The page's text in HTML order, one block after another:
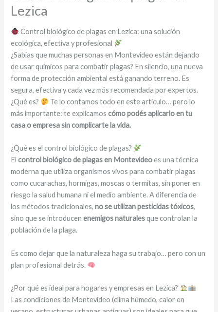
Lezica
Control biológico de plagas en Lezica: una solución
ecológica, efectiva y profesional
¿Sabías que muchas personas en Montevideo están dejando
de usar químicos para combatir plagas? En silencio, una nueva
forma de protección ambiental está ganando terreno. Es
segura, efectiva y cada vez más recomendada por expertos.
¿Qué es?
Te lo contamos todo en este artículo… pero lo
más importante: te explicamoscómo podés aplicarlo en tu
casa o empresa sin complicarte la vida.
¿Qué es el control biológico de plagas?
Elcontrol biológico de plagas en Montevideoes una técnica
moderna que utiliza organismos vivos para combatir plagas
como cucarachas, hormigas, moscas o termitas, sin poner en
riesgo la salud humana ni el medio ambiente. A diferencia de
los métodos tradicionales,no se utilizan pesticidas tóxicos,
sino que se introducenenemigos naturalesque controlan la
población de la plaga.
Es como dejar que la naturaleza haga su trabajo… pero con un
plan profesional detrás.
¿Por qué es ideal para hogares y empresas en Lezica?
Las condiciones de Montevideo (clima húmedo, calor en